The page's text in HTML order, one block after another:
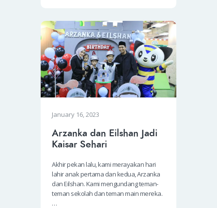
January 16, 2023
Arzanka dan Eilshan Jadi
Kaisar Sehari
Akhir pekan lalu, kami merayakan hari
lahir anak pertama dan kedua, Arzanka
dan Eilshan. Kami mengundang teman-
teman sekolah dan teman main mereka.
…